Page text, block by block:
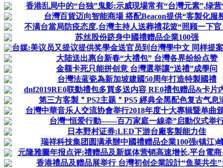
香港乱局中的“台独”鬼影:示威現場常有“台灣元素”,绿营
台灣百貨迈向智能商場 搭配Beacon提供“客製化服
不满台當局防疫态度,台灣主持人送葬禮花篮“照顾一下官
苏丝股份跻身中國禮赠品企業100强
台媒:美议员又提议提供奖學金送官员到台灣學中文 同样提
大陆送出惠台新春“大禮包” 台灣各界纷纷点赞
金额卡死只能拼创意 台灣選举讓“送禮”成學问
台灣法蓝瓷為新加坡建國50周年打造特製國禮
dnf2019RE0联動禮包多買多送内容 RE0禮包赠品&卡片
第三方客製＂PS2主题＂PS5 經典全黑配色复古气息
台灣中華音乐人交流协會举行2018年度十大專辑暨单曲
台灣“恒爱行動——百万家庭一線牵”启動仪式举
日本野村证券:LED下游台廠客製能力佳
瑞祥科技集团圆满承辦中國禮赠品企業100强(镇江)
元隆雅圖年报点评:禮赠品及新媒体营销高速增长,平台電
香港禮品及赠品展举行 台灣初创企業設計“鱼菜共生”